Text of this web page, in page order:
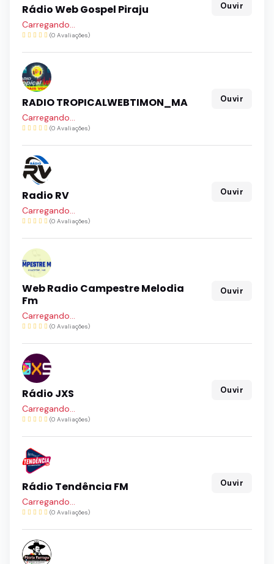
Rádio Web Gospel Piraju
Carregando...
(0 Avaliações)
Ouvir
RADIO TROPICALWEBTIMON_MA
Carregando...
(0 Avaliações)
Ouvir
Radio RV
Carregando...
(0 Avaliações)
Ouvir
Web Radio Campestre Melodia
Fm
Carregando...
(0 Avaliações)
Ouvir
Rádio JXS
Carregando...
(0 Avaliações)
Ouvir
Rádio Tendência FM
Carregando...
(0 Avaliações)
Ouvir